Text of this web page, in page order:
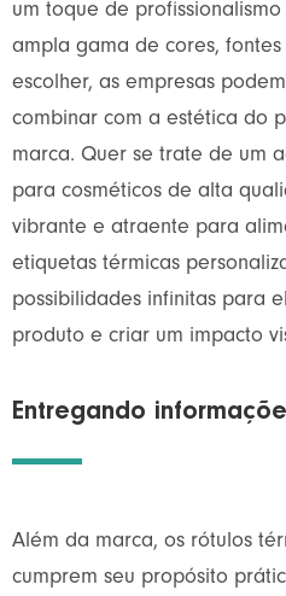
um toque de
ampla gama de cores,
escolher, as empresas
combinar com a estética do
marca. Quer se trate de um
para cosméticos de alta
vibrante e atraente para
etiquetas térmicas
possibilidades infinitas para
produto e criar um impacto
Entregando
Além da marca, os rótulos
cumprem seu propósito